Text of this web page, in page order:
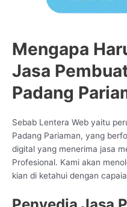
Mengapa
Jasa
Padang
Sebab Lentera Web yaitu
Padang Pariaman, yang
digital yang menerima jasa
Profesional. Kami akan
kian di ketahui dengan
CS
Online